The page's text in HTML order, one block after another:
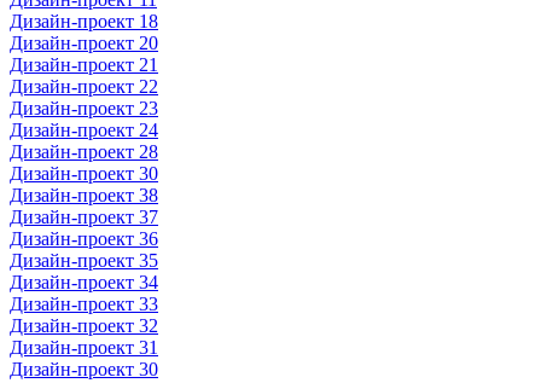
Дизайн-проект 18
Дизайн-проект 20
Дизайн-проект 21
Дизайн-проект 22
Дизайн-проект 23
Дизайн-проект 24
Дизайн-проект 28
Дизайн-проект 30
Дизайн-проект 38
Дизайн-проект 37
Дизайн-проект 36
Дизайн-проект 35
Дизайн-проект 34
Дизайн-проект 33
Дизайн-проект 32
Дизайн-проект 31
Дизайн-проект 30